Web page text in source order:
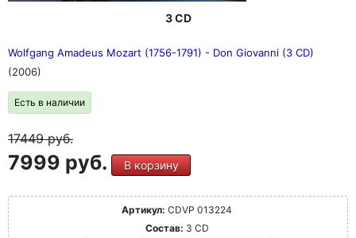
3 CD
Wolfgang Amadeus Mozart (1756-1791) - Don Giovanni (3 CD)
(2006)
Есть в наличии
17449руб.
7999 руб. В корзину
Артикул: CDVP 013224
Состав: 3 CD